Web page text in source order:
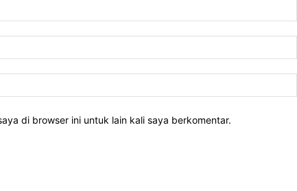
di browser ini untuk lain kali saya berkomentar.